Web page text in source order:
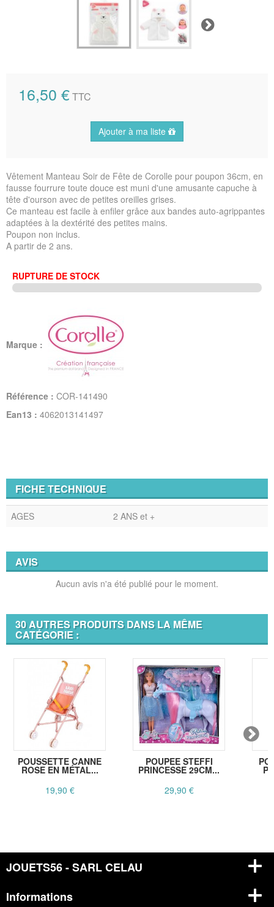
Suivant
16,50 €TTC
Ajouter à ma liste
Vêtement Manteau Soir de Fête de Corolle pour poupon 36cm, en
fausse fourrure toute douce est muni d'une amusante capuche à
tête d'ourson avec de petites oreilles grises.
Ce manteau est facile à enfiler grâce aux bandes auto-agrippantes
adaptées à la dextérité des petites mains.
Poupon non inclus.
A partir de 2 ans.
RUPTURE DE STOCK
Marque :
Référence : COR-141490
Ean13 : 4062013141497
FICHE TECHNIQUE
AGES 2 ANS et +
AVIS
Aucun avis n'a été publié pour le moment.
30 AUTRES PRODUITS DANS LA MÊME
CATÉGORIE :
POUSSETTE CANNE
ROSE EN MÉTAL...
19,90 €
POUPEE STEFFI
PRINCESSE 29CM...
29,90 €
JOUETS56 - SARL CELAU
Informations